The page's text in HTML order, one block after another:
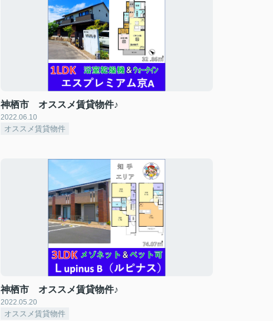
神栖市 オススメ賃貸物件♪
2022.06.10
オススメ賃貸物件
神栖市 オススメ賃貸物件♪
2022.05.20
オススメ賃貸物件